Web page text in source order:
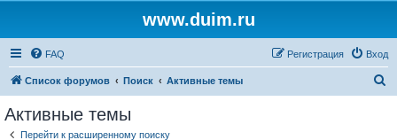
www.duim.ru
FAQ Вход
Регистрация
Список форумов Поиск Активные темы
Активные темы
Перейти к расширенному поиску